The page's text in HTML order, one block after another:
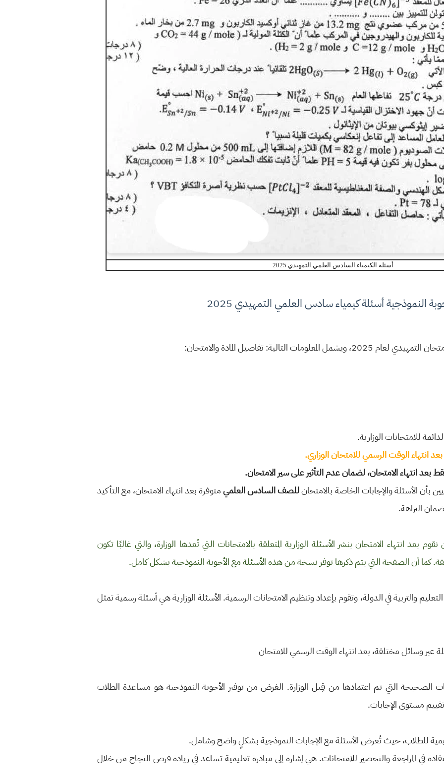
أسئلة الكيمياء السادس العلمي التمهيدي 2025
النموذجية أسئلة كيمياء سادس العلمي التمهيدي 2025
لعام 2025، ويشمل المعلومات التالية: تفاصيل المادة والامتحان:
للامتحانات الوزارية.
انتهاء الوقت الرسمي للامتحان الوزاري.
انتهاء الامتحان، لضمان عدم التأثير على سير الامتحان.
بأن الأسئلة والإجابات الخاصة بالامتحانللصف السادس العلميمتوفرة بعد انتهاء الامتحان، مع التأكيد
النزاهة.
بعد انتهاء الامتحان بنشر الأسئلة الوزارية المتعلقة بالامتحانات التي تُعدها الوزارة، والتي غالبًا تكون
كما أن الصفحة التي يتم ذكرها توفر نسخة من هذه الأسئلة مع الأجوبة النموذجية بشكل كامل.
والتربية في الدولة، وتقوم بإعداد وتنظيم الامتحانات الرسمية. الأسئلة الوزارية هي أسئلة رسمية تمثل
عبر وسائل مختلفة، بعد انتهاء الوقت الرسمي للامتحان
الصحيحة التي تم اعتمادها من قِبل الوزارة. الغرض من توفير الأجوبة النموذجية هو مساعدة الطلاب
مستوى الإجابات.
للطلاب، حيث تُعرض الأسئلة مع الإجابات النموذجية بشكلٍ واضح وشامل.
في المراجعة والتحضير للامتحانات. هي إشارة إلى مبادرة تعليمية تساعد في زيادة فرص النجاح من خلال